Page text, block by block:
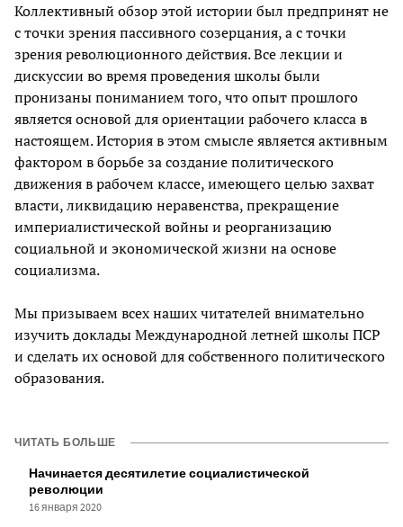
Коллективный обзор этой истории был предпринят не
с точки зрения пассивного созерцания, а с точки
зрения революционного действия. Все лекции и
дискуссии во время проведения школы были
пронизаны пониманием того, что опыт прошлого
является основой для ориентации рабочего класса в
настоящем. История в этом смысле является активным
фактором в борьбе за создание политического
движения в рабочем классе, имеющего целью захват
власти, ликвидацию неравенства, прекращение
империалистической войны и реорганизацию
социальной и экономической жизни на основе
социализма.
Мы призываем всех наших читателей внимательно
изучить доклады Международной летней школы ПСР
и сделать их основой для собственного политического
образования.
ЧИТАТЬ БОЛЬШЕ
Начинается десятилетие социалистической
революции
16 января 2020